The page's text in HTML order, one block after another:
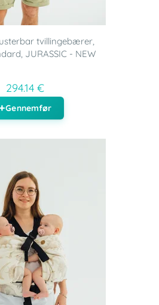
tvillingebærer,
JURASSIC - NEW
294.14 €
Gennemfør